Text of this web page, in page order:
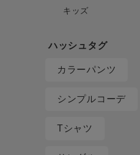
キッズ
カラーパンツ
シンプルコーデ
Tシャツ